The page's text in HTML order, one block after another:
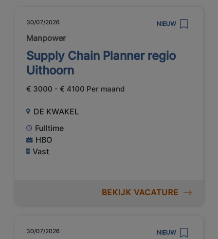
30/07/2026 NIEUW
Manpower
Supply Chain Planner regio
Uithoorn
€ 3000 - € 4100 Per maand
DE KWAKEL
Fulltime
HBO
Vast
BEKIJK VACATURE
30/07/2026 NIEUW